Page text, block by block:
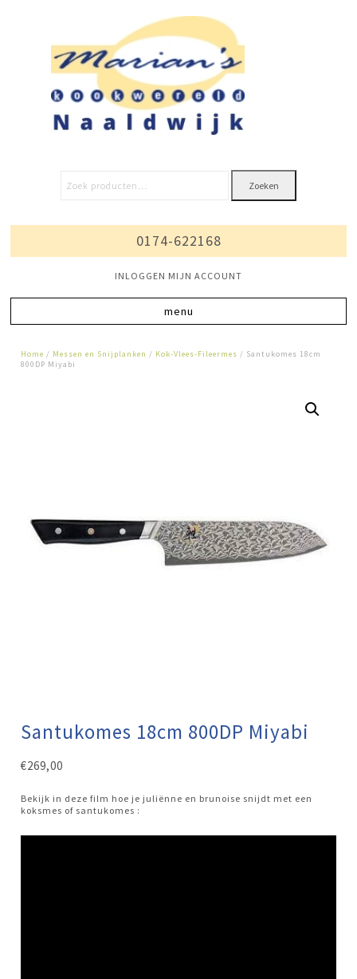
Zoeken
0174-622168
INLOGGEN MIJN ACCOUNT
Home / Messen en Snijplanken / Kok-Vlees-Fileermes / Santukomes 18cm
800DP Miyabi
Santukomes 18cm 800DP Miyabi
€269,00
Bekijk in deze film hoe je juliënne en brunoise snijdt met een
koksmes of santukomes :